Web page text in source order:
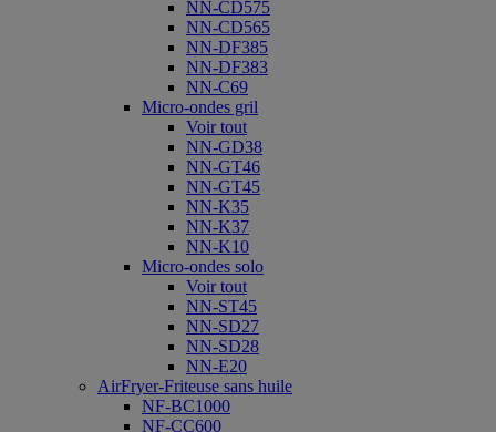
NN-CD575
NN-CD565
NN-DF385
NN-DF383
NN-C69
Micro-ondes gril
Voir tout
NN-GD38
NN-GT46
NN-GT45
NN-K35
NN-K37
NN-K10
Micro-ondes solo
Voir tout
NN-ST45
NN-SD27
NN-SD28
NN-E20
AirFryer-Friteuse sans huile
NF-BC1000
NF-CC600